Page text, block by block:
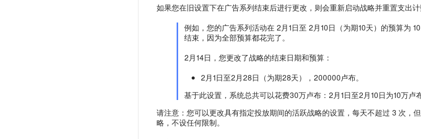
如果您在旧设置下在广告系列结束后进行更改，则会重新启动战略并重置支出计
例如，您的广告系列活动在 2月1日至 2月10日（为期10天）的预算为
结束，因为全部预算都花完了。
2月14日，您更改了战略的结束日期和预算：
2月1日至2月28日（为期28天），200000卢布。
基于此设置，系统总共可以花费30万卢布：2月1日至2月10日为10万卢
请注意：您可以更改具有指定投放期间的活跃战略的设置，每天不超过 3 次，
略，不设任何限制。